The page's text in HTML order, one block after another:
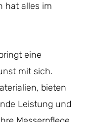
hat alles im
eine
mit sich.
bieten
Leistung und